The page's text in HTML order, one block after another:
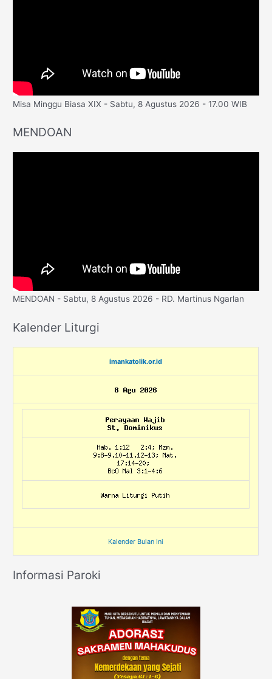
Misa Minggu Biasa XIX - Sabtu, 8 Agustus 2026 - 17.00 WIB
MENDOAN
MENDOAN - Sabtu, 8 Agustus 2026 - RD. Martinus Ngarlan
Kalender Liturgi
imankatolik.or.id
Kalender Bulan Ini
Informasi Paroki